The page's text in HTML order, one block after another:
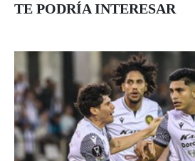
TE PODRÍA INTERESAR